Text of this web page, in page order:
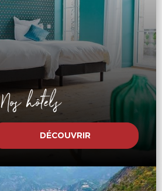
Nos hôtels
DÉCOUVRIR